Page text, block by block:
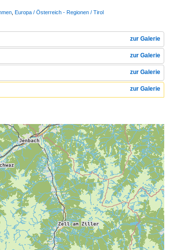
Europa / Österreich - Regionen / Tirol
zur Galerie
zur Galerie
zur Galerie
zur Galerie